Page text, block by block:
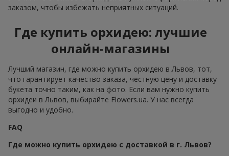
заказом, чтобы избежать неприятных ситуаций.
Где купить орхидею: лучшие
онлайн-магазины
Лучший магазин, где можно купить орхидею в Львов, тот,
что гарантирует качество заказа, честную цену и доставку
букета точно таким, как на фото. Если вам нужно купить
орхидеи в Львов, выбирайте Flowers.ua. У нас всегда
выгодно и удобно.
FAQ
Где можно купить орхидею с доставкой в г. Львов?